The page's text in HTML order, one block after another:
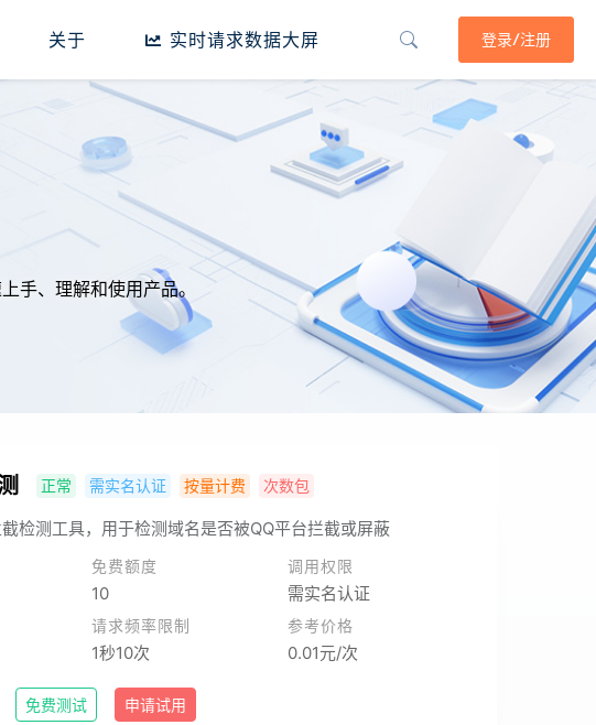
登录/注册
关于 实时请求数据大屏
手、理解和使用产品。
正常 需实名认证 按量计费 次数包
检测工具，用于检测域名是否被QQ平台拦截或屏蔽
免费额度
10
调用权限
需实名认证
请求频率限制
1秒10次
参考价格
0.01元/次
免费测试 申请试用